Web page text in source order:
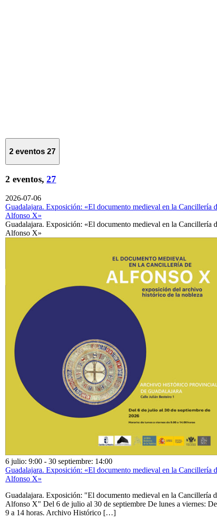
2 eventos 27
2 eventos, 27
2026-07-06
Guadalajara. Exposición: «El documento medieval en la Cancillería
Alfonso X»
Guadalajara. Exposición: «El documento medieval en la Cancillería
Alfonso X»
6 julio: 9:00 - 30 septiembre: 14:00
Guadalajara. Exposición: «El documento medieval en la Cancillería
Alfonso X»
Guadalajara. Exposición: "El documento medieval en la Cancillería
Alfonso X" Del 6 de julio al 30 de septiembre De lunes a viernes: De
9 a 14 horas. Archivo Histórico […]